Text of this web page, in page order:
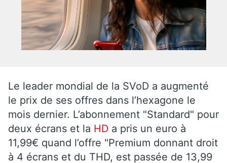
Le leader mondial de la SVoD a augmenté
le prix de ses offres dans l’hexagone le
mois dernier. L’abonnement "Standard" pour
deux écrans et la HD a pris un euro à
11,99€ quand l’offre "Premium donnant droit
à 4 écrans et du THD, est passée de 13,99